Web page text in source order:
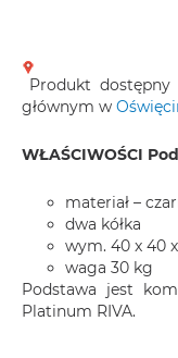
Produkt dostępny
głównym w
WŁAŚCIWOŚCI
materiał –
dwa kółka
wym. 40 x 40
waga 30 kg
Podstawa jest
Platinum RIVA.